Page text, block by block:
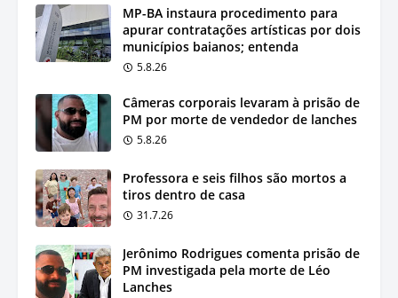
MP-BA instaura procedimento para
apurar contratações artísticas por dois
municípios baianos; entenda
5.8.26
Câmeras corporais levaram à prisão de
PM por morte de vendedor de lanches
5.8.26
Professora e seis filhos são mortos a
tiros dentro de casa
31.7.26
Jerônimo Rodrigues comenta prisão de
PM investigada pela morte de Léo
Lanches